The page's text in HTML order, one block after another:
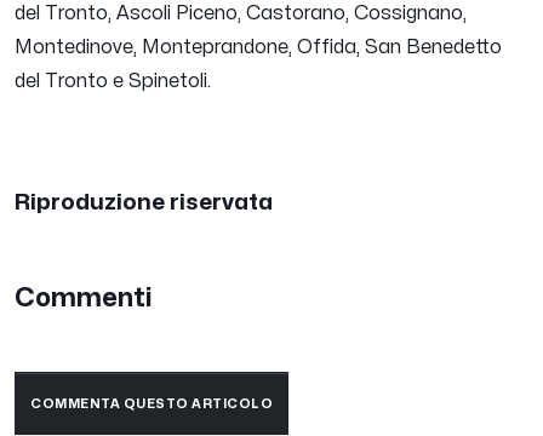
del Tronto, Ascoli Piceno, Castorano, Cossignano,
Montedinove, Monteprandone, Offida, San Benedetto
del Tronto e Spinetoli.
Riproduzione riservata
Commenti
COMMENTA QUESTO ARTICOLO